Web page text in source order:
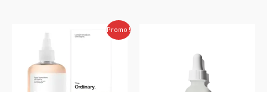
Promo !
250.00 Dhs.
prix